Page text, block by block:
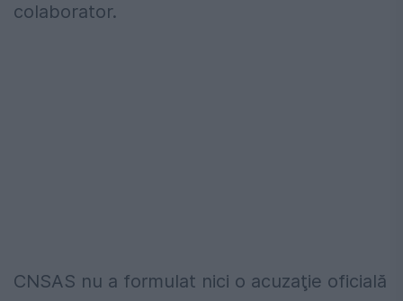
colaborator.
CNSAS nu a formulat nici o acuzaţie oficială